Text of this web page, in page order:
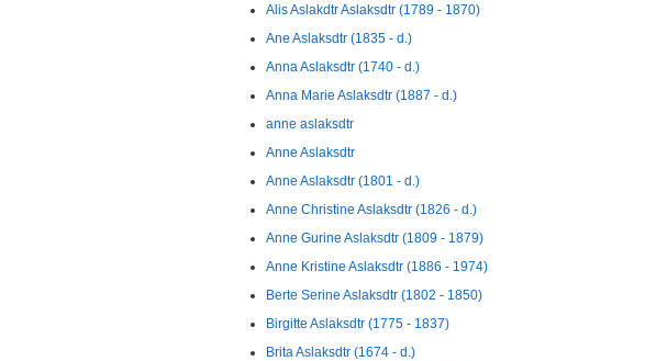
Alis Aslakdtr Aslaksdtr (1789 - 1870)
Ane Aslaksdtr (1835 - d.)
Anna Aslaksdtr (1740 - d.)
Anna Marie Aslaksdtr (1887 - d.)
anne aslaksdtr
Anne Aslaksdtr
Anne Aslaksdtr (1801 - d.)
Anne Christine Aslaksdtr (1826 - d.)
Anne Gurine Aslaksdtr (1809 - 1879)
Anne Kristine Aslaksdtr (1886 - 1974)
Berte Serine Aslaksdtr (1802 - 1850)
Birgitte Aslaksdtr (1775 - 1837)
Brita Aslaksdtr (1674 - d.)